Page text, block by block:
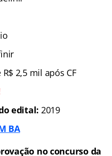
2,5 mil após CF
edital: 2019
BA
no concurso da